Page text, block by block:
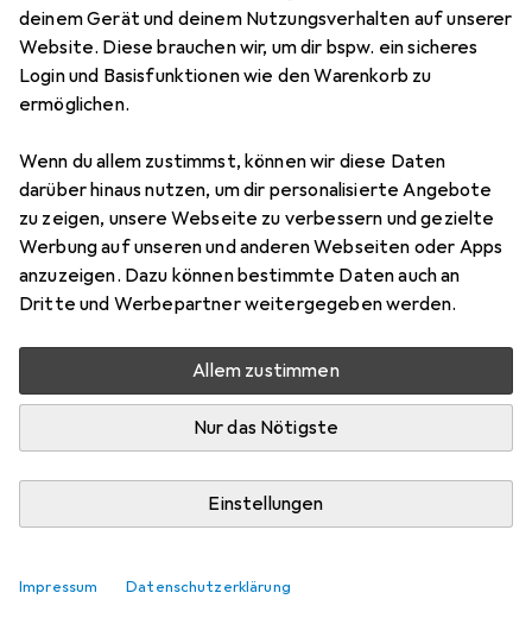
deinem Gerät und deinem Nutzungsverhalten auf unserer
Website. Diese brauchen wir, um dir bspw. ein sicheres
Login und Basisfunktionen wie den Warenkorb zu
ermöglichen.
Wenn du allem zustimmst, können wir diese Daten
darüber hinaus nutzen, um dir personalisierte Angebote
zu zeigen, unsere Webseite zu verbessern und gezielte
Werbung auf unseren und anderen Webseiten oder Apps
anzuzeigen. Dazu können bestimmte Daten auch an
Dritte und Werbepartner weitergegeben werden.
Allem zustimmen
Nur das Nötigste
Einstellungen
Impressum Datenschutzerklärung
5 Bilder
DiposDisplayschutzfolie Antireflex
EUR
3,89
80
Bewertungen Marke
Mehr von Dipos
Mehr als 10 Stück an Lager beim Drittanbieter
Lieferort angeben für genaue Lieferzeit
In den Warenkorb
Vergleichen